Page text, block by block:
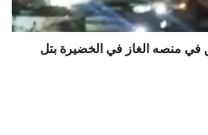
في منصه الغاز في الخضيرة بتل